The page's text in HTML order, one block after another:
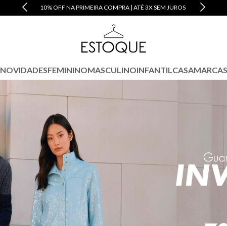
10% OFF NA PRIMEIRA COMPRA | ATÉ 3X SEM JUROS
NOVIDADESFEMININOMASCULINOINFANTILCASAMARCAS